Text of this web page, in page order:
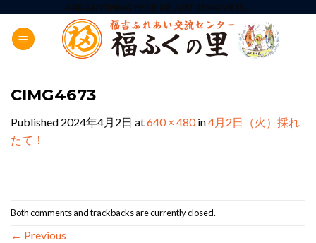
content
ADD ANYTHING HERE OR JUST REMOVE IT...
CIMG4673
Published 2024年4月2日 at640 × 480in4月2日（火）採れ
たて！
Both comments and trackbacks are currently closed.
← Previous